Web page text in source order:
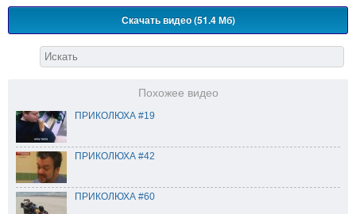
Скачать видео (51.4 Мб)
Похожее видео
ПРИКОЛЮХА #19
ПРИКОЛЮХА #42
ПРИКОЛЮХА #60